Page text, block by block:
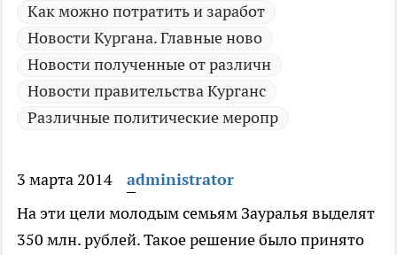
Как можно потратить и заработ
Новости Кургана. Главные ново
Новости полученные от различн
Новости правительства Курганс
Различные политические меропр
3 марта 2014
administrator
На эти цели молодым семьям Зауралья выделят
350 млн. рублей.Такое решение было принято